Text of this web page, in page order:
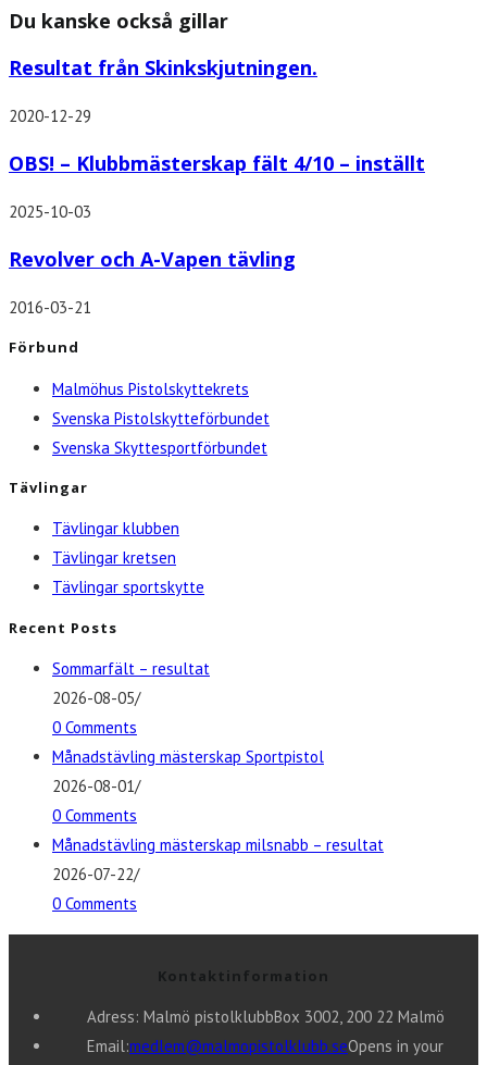
Du kanske också gillar
Resultat från Skinkskjutningen.
2020-12-29
OBS! – Klubbmästerskap fält 4/10 – inställt
2025-10-03
Revolver och A-Vapen tävling
2016-03-21
Förbund
Malmöhus Pistolskyttekrets
Svenska Pistolskytteförbundet
Svenska Skyttesportförbundet
Tävlingar
Tävlingar klubben
Tävlingar kretsen
Tävlingar sportskytte
Recent Posts
Sommarfält – resultat
2026-08-05/
0 Comments
Månadstävling mästerskap Sportpistol
2026-08-01/
0 Comments
Månadstävling mästerskap milsnabb – resultat
2026-07-22/
0 Comments
Kontaktinformation
Adress: Malmö pistolklubbBox 3002, 200 22 Malmö
Email:medlem@malmopistolklubb.seOpens in your